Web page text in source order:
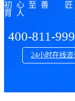
初心至善 匠
育人
400-811-
24小时在线咨